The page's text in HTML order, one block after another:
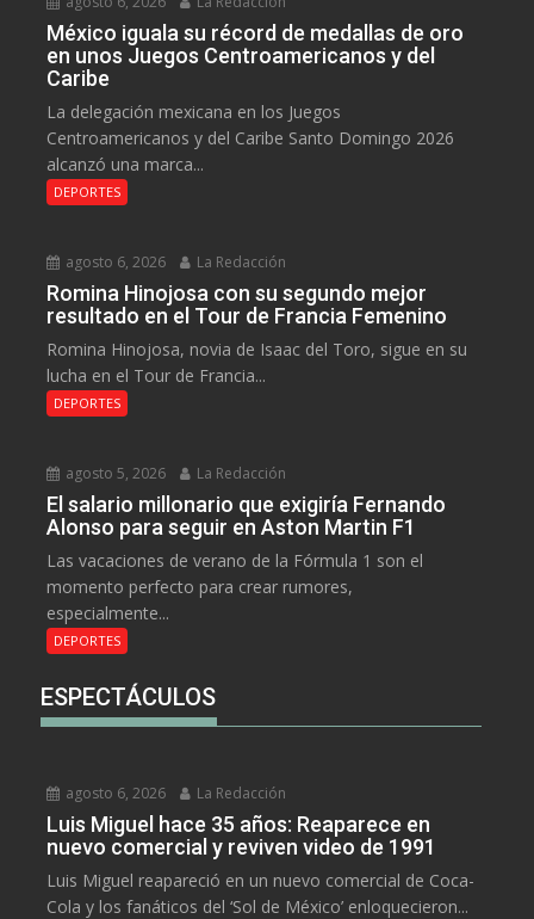
México iguala su récord de medallas de oro
en unos Juegos Centroamericanos y del
Caribe
La delegación mexicana en los Juegos
Centroamericanos y del Caribe Santo Domingo 2026
alcanzó una marca...
DEPORTES
agosto 6, 2026 La Redacción
Romina Hinojosa con su segundo mejor
resultado en el Tour de Francia Femenino
Romina Hinojosa, novia de Isaac del Toro, sigue en su
lucha en el Tour de Francia...
DEPORTES
agosto 5, 2026 La Redacción
El salario millonario que exigiría Fernando
Alonso para seguir en Aston Martin F1
Las vacaciones de verano de la Fórmula 1 son el
momento perfecto para crear rumores,
especialmente...
DEPORTES
ESPECTÁCULOS
agosto 6, 2026 La Redacción
Luis Miguel hace 35 años: Reaparece en
nuevo comercial y reviven video de 1991
Luis Miguel reapareció en un nuevo comercial de Coca-
Cola y los fanáticos del ‘Sol de México’ enloquecieron...